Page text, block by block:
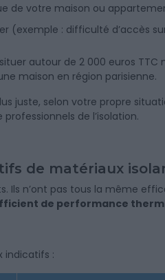
de votre maison ou
(exemple : difficulté d’accès
autour de 2 000 euros
maison en région parisienne.
juste, selon votre propre
de l’isolation.
de matériaux
Ils n’ont pas tous la même
de performance
indicatifs :